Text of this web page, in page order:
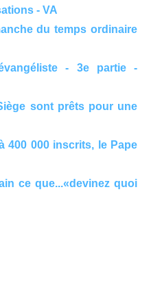
- VA
du temps ordinaire
- 3e partie -
sont prêts pour une
400 000 inscrits, le Pape
ce que...«devinez quoi